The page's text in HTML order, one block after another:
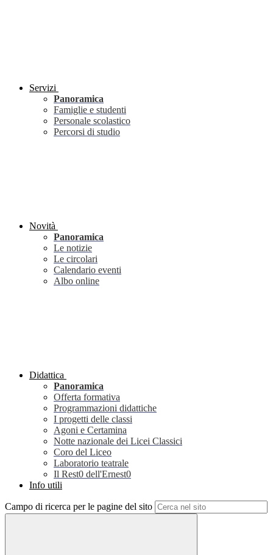
Servizi
Panoramica
Famiglie e studenti
Personale scolastico
Percorsi di studio
Novità
Panoramica
Le notizie
Le circolari
Calendario eventi
Albo online
Didattica
Panoramica
Offerta formativa
Programmazioni didattiche
I progetti delle classi
Agoni e Certamina
Notte nazionale dei Licei Classici
Coro del Liceo
Laboratorio teatrale
Il Rest0 dell'Ernest0
Info utili
Campo di ricerca per le pagine del sito